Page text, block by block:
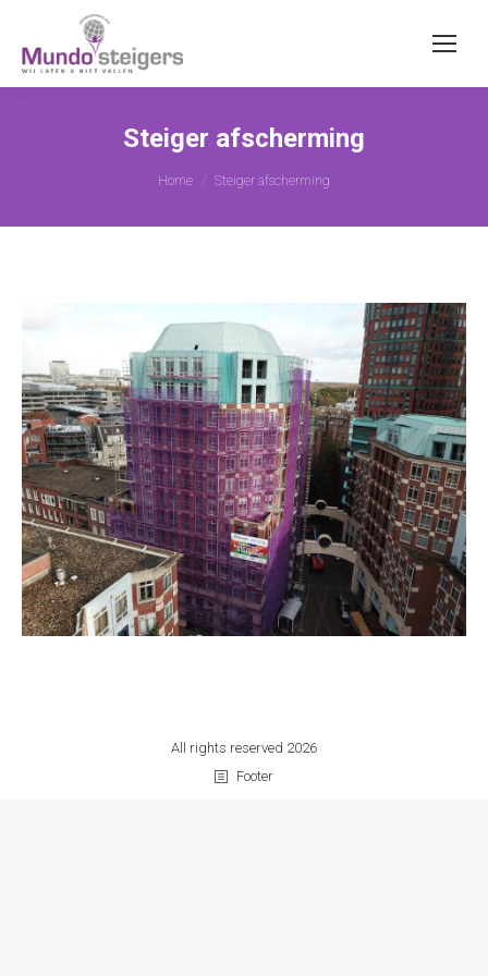
Steiger afscherming
Je bent hier:
Home Steiger afscherming
All rights reserved 2026
Footer